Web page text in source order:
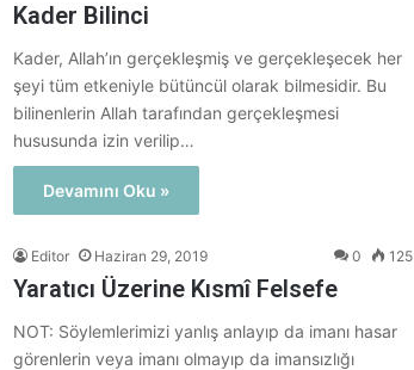
Kader Bilinci
Kader, Allah’ın gerçekleşmiş ve gerçekleşecek her
şeyi tüm etkeniyle bütüncül olarak bilmesidir. Bu
bilinenlerin Allah tarafından gerçekleşmesi
hususunda izin verilip…
Devamını Oku »
Editor Haziran 29, 2019 0 125
Yaratıcı Üzerine Kısmî Felsefe
NOT: Söylemlerimizi yanlış anlayıp da imanı hasar
görenlerin veya imanı olmayıp da imansızlığı